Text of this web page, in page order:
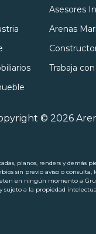
Asesores
Arenas
Trabaja
© 2026
planos, renders y demás
sin previo aviso o
en ningún momento a
a la propiedad